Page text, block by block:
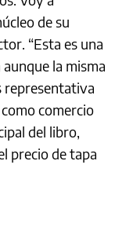
de su
“Esta es una
la misma
representativa
comercio
del libro,
precio de tapa